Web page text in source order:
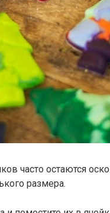
часто остаются
размера.